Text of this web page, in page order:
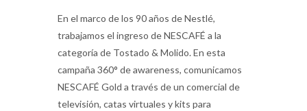
En el marco de los 90 años de Nestlé,
trabajamos el ingreso de NESCAFÉ a la
categoría de Tostado & Molido. En esta
campaña 360° de awareness, comunicamos
NESCAFÉ Gold a través de un comercial de
televisión, catas virtuales y kits para